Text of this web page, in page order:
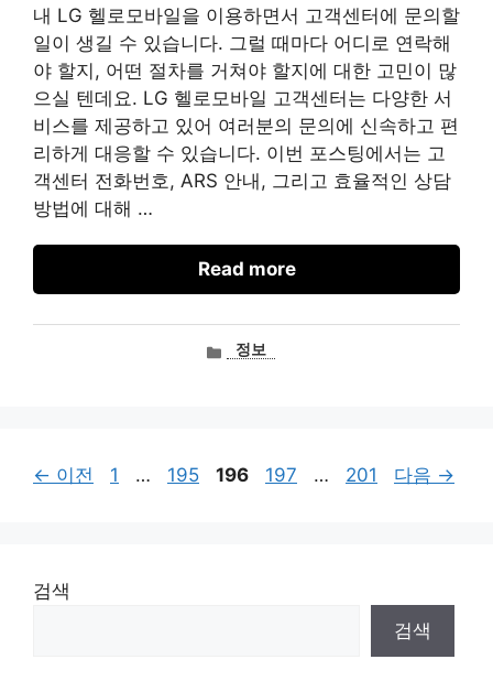
내 LG 헬로모바일을 이용하면서 고객센터에 문의할
일이 생길 수 있습니다. 그럴 때마다 어디로 연락해
야 할지, 어떤 절차를 거쳐야 할지에 대한 고민이 많
으실 텐데요. LG 헬로모바일 고객센터는 다양한 서
비스를 제공하고 있어 여러분의 문의에 신속하고 편
리하게 대응할 수 있습니다. 이번 포스팅에서는 고
객센터 전화번호, ARS 안내, 그리고 효율적인 상담
방법에 대해 …
Read more
카정보
← 이전
페
1 …
페
195
페
196
페
197 …
페
201 다음 →
검색
검색